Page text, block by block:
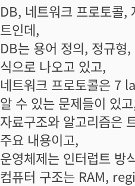
DB, 네트워크 프로토콜,
트인데,
DB는 용어 정의, 정규
식으로 나오고 있고,
네트워크 프로토콜은 7
알 수 있는 문제들이 있
자료구조와 알고리즘은
주요 내용이고,
운영체제는 인터럽트 방
컴퓨터 구조는 RAM,